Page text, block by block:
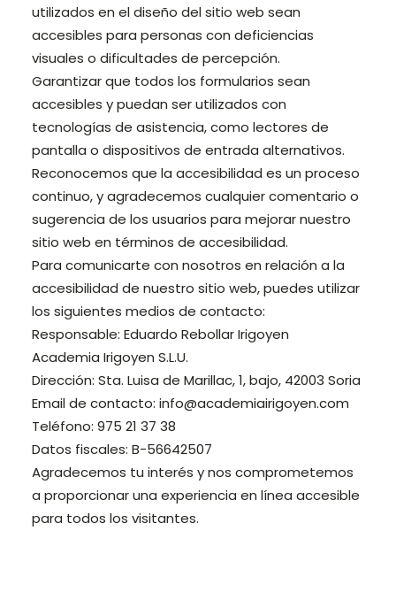
utilizados en el diseño del sitio web sean
accesibles para personas con deficiencias
visuales o dificultades de percepción.
Garantizar que todos los formularios sean
accesibles y puedan ser utilizados con
tecnologías de asistencia, como lectores de
pantalla o dispositivos de entrada alternativos.
Reconocemos que la accesibilidad es un proceso
continuo, y agradecemos cualquier comentario o
sugerencia de los usuarios para mejorar nuestro
sitio web en términos de accesibilidad.
Para comunicarte con nosotros en relación a la
accesibilidad de nuestro sitio web, puedes utilizar
los siguientes medios de contacto:
Responsable: Eduardo Rebollar Irigoyen
Academia Irigoyen S.L.U.
Dirección: Sta. Luisa de Marillac, 1, bajo, 42003 Soria
Email de contacto: info@academiairigoyen.com
Teléfono: 975 21 37 38
Datos fiscales: B-56642507
Agradecemos tu interés y nos comprometemos
a proporcionar una experiencia en línea accesible
para todos los visitantes.